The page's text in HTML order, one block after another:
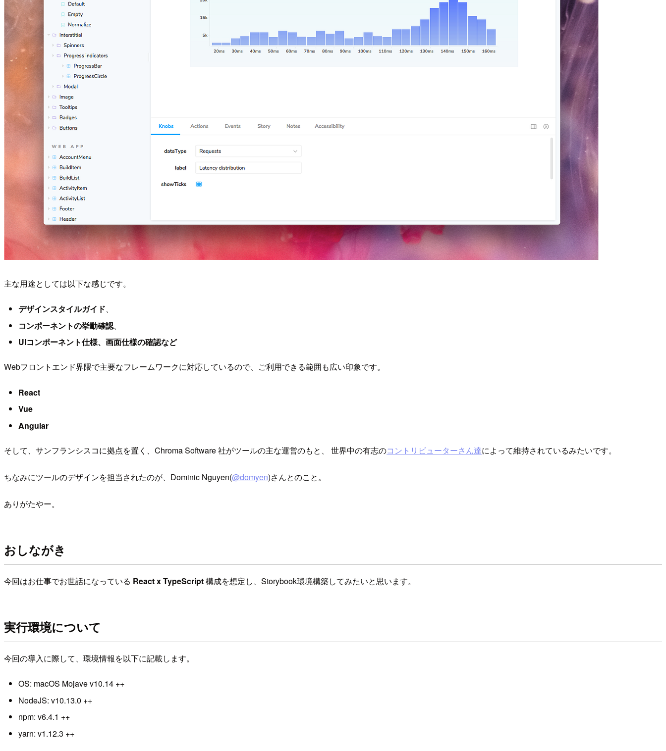
主な用途としては以下な感じです。
デザインスタイルガイド、
コンポーネントの挙動確認、
UIコンポーネント仕様、画面仕様の確認など
Webフロントエンド界隈で主要なフレームワークに対応しているので、ご利用できる範囲も広い印象です。
React
Vue
Angular
そして、サンフランシスコに拠点を置く、Chroma Software 社がツールの主な運営のもと、 世界中の有志のコントリビューターさん達によって維持されているみたいです。
ちなみにツールのデザインを担当されたのが、Dominic Nguyen(@domyen)さんとのこと。
ありがたやー。
おしながき
今回はお仕事でお世話になっている React x TypeScript構成を想定し、Storybook環境構築してみたいと思います。
実行環境について
今回の導入に際して、環境情報を以下に記載します。
OS: macOS Mojave v10.14 ++
NodeJS: v10.13.0 ++
npm: v6.4.1 ++
yarn: v1.12.3 ++